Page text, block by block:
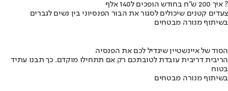
איך 200 ש"ח בחודש הופכים ל140 אלף ?
צעדים קטנים שיכולים לסגור את הבור הפנסיוני בין נשים לגברים
בשיתוף מנורה מבטחים
הסוד של איינשטיין שיגדיל לכם את הפנסיה
הריבית דריבית עובדת לטובתכם רק אם תתחילו מוקדם. כך תבנו עתיד
בטוח
בשיתוף מנורה מבטחים